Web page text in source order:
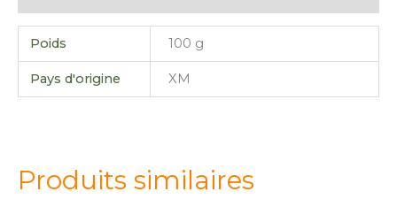
Poids 100 g
Pays d'origine XM
Produits similaires